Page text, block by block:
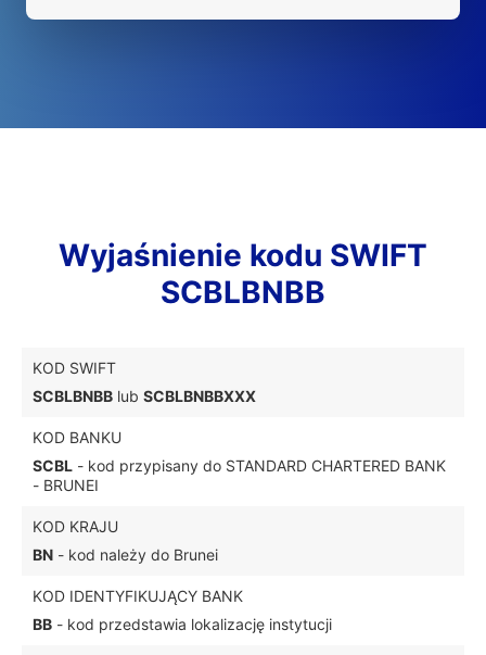
Wyjaśnienie kodu SWIFT
SCBLBNBB
KOD SWIFT
SCBLBNBB lub SCBLBNBBXXX
KOD BANKU
SCBL - kod przypisany do STANDARD CHARTERED BANK
- BRUNEI
KOD KRAJU
BN - kod należy do Brunei
KOD IDENTYFIKUJĄCY BANK
BB - kod przedstawia lokalizację instytucji